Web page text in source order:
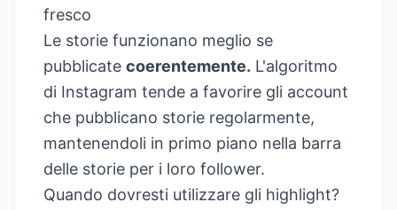
fresco
Le storie funzionano meglio se
pubblicate coerentemente. L'algoritmo
di Instagram tende a favorire gli account
che pubblicano storie regolarmente,
mantenendoli in primo piano nella barra
delle storie per i loro follower.
Quando dovresti utilizzare gli highlight?